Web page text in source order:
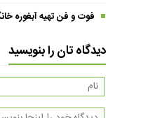
فوت و فن تهیه آبغوره
دیدگاه تان را بنویسید